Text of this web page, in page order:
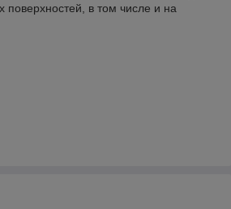
поверхностей, в том числе и на